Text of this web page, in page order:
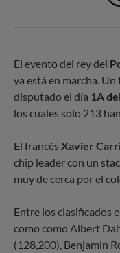
El evento del rey del
ya está en marcha.
disputado el día 1A
los cuales solo 213
El francés Xavier
chip leader con un
muy de cerca por el
Entre los clasificados
como como Albert
(128,200), Benjamin